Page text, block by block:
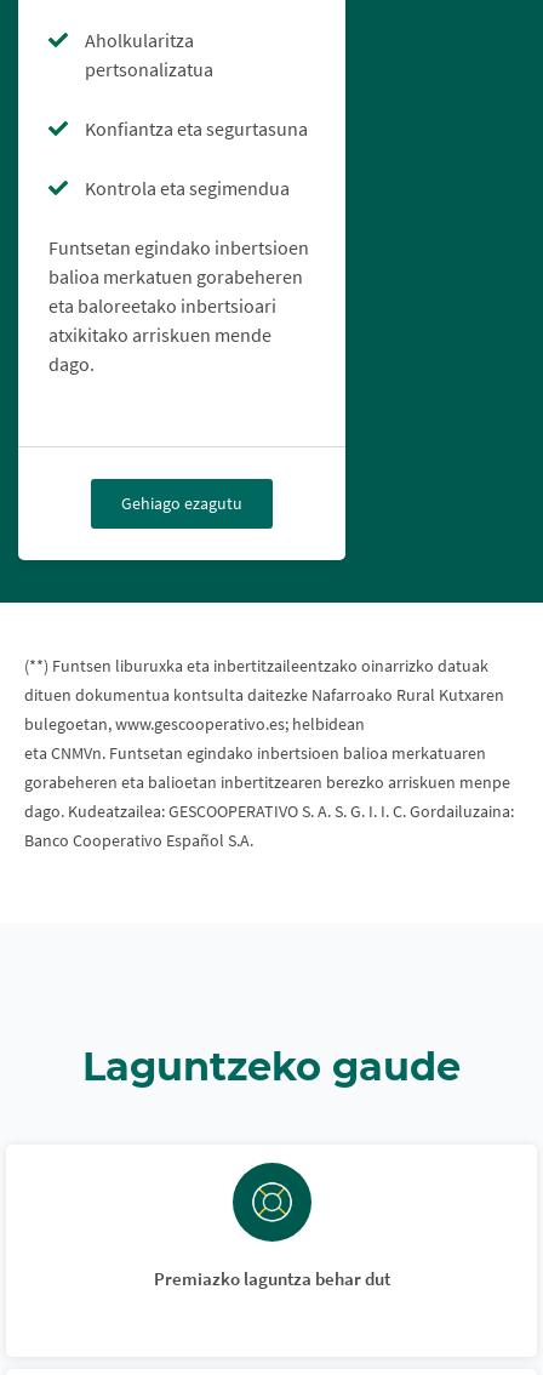
Aholkularitza
pertsonalizatua
Konfiantza eta segurtasuna
Kontrola eta segimendua
Funtsetan egindako inbertsioen
balioa merkatuen gorabeheren
eta baloreetako inbertsioari
atxikitako arriskuen mende
dago.
Gehiago ezagutu
(**) Funtsen liburuxka eta inbertitzaileentzako oinarrizko datuak
dituen dokumentua kontsulta daitezke Nafarroako Rural Kutxaren
bulegoetan, www.gescooperativo.es; helbidean
eta CNMVn. Funtsetan egindako inbertsioen balioa merkatuaren
gorabeheren eta balioetan inbertitzearen berezko arriskuen menpe
dago. Kudeatzailea: GESCOOPERATIVO S. A. S. G. I. I. C. Gordailuzaina:
Banco Cooperativo Español S.A.
Laguntzeko gaude
Premiazko laguntza behar dut